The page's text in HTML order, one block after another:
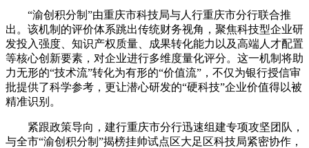
“渝创积分制”由重庆市科技局与人行重庆市分行联合推
出。该机制的评价体系跳出传统财务视角，聚焦科技型企业研
发投入强度、知识产权质量、成果转化能力以及高端人才配置
等核心创新要素，对企业进行多维度量化评分。这一机制将助
力无形的“技术流”转化为有形的“价值流”，不仅为银行授信审
批提供了科学参考，更让潜心研发的“硬科技”企业价值得以被
精准识别。
紧跟政策导向，建行重庆市分行迅速组建专项攻坚团队，
与全市“渝创积分制”揭榜挂帅试点区大足区科技局紧密协作，